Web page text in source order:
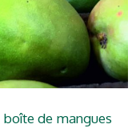
boîte de mangues